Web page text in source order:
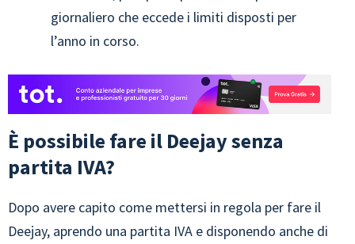
giornaliero che eccede i limiti disposti per
l’anno in corso.
È possibile fare il Deejay senza
partita IVA?
Dopo avere capito come mettersi in regola per fare il
Deejay, aprendo una partita IVA e disponendo anche di